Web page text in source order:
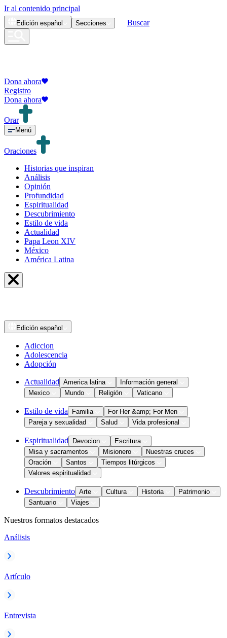
Ir al contenido principal
Edición español Secciones Buscar
Dona ahora
Registro
Dona ahora
Orar
Menú
Oraciones
Historias que inspiran
Análisis
Opinión
Profundidad
Espiritualidad
Descubrimiento
Estilo de vida
Actualidad
Papa Leon XIV
México
América Latina
Edición español
Adiccion
Adolescencia
Adopción
Actualidad America latina
Información general
Mexico
Mundo Religión Vaticano
Estilo de vida Familia
For Her &amp; For Men
Pareja y sexualidad
Salud Vida profesional
Espiritualidad Devocion
Escritura
Misa y sacramentos
Misionero
Nuestras cruces
Oración
Santos
Tiempos litúrgicos
Valores espiritualidad
Descubrimiento Arte Cultura Historia
Patrimonio
Santuario
Viajes
Nuestros formatos destacados
Análisis
Artículo
Entrevista